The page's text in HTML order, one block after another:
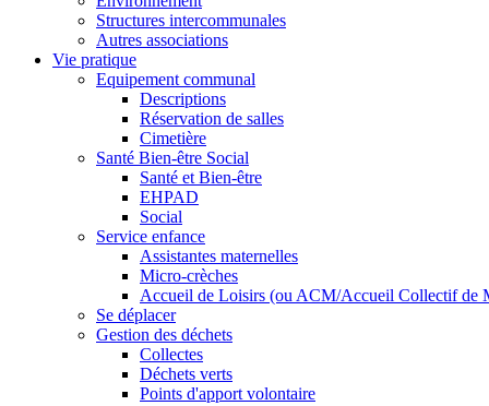
Structures intercommunales
Autres associations
Vie pratique
Equipement communal
Descriptions
Réservation de salles
Cimetière
Santé Bien-être Social
Santé et Bien-être
EHPAD
Social
Service enfance
Assistantes maternelles
Micro-crèches
Accueil de Loisirs (ou ACM/Accueil Collectif de
Se déplacer
Gestion des déchets
Collectes
Déchets verts
Points d'apport volontaire